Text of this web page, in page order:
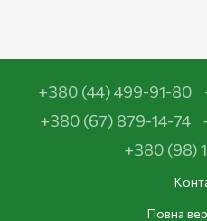
+380 (44) 499-91-80
+380 (67) 879-14-74
+380 (98)
Повна